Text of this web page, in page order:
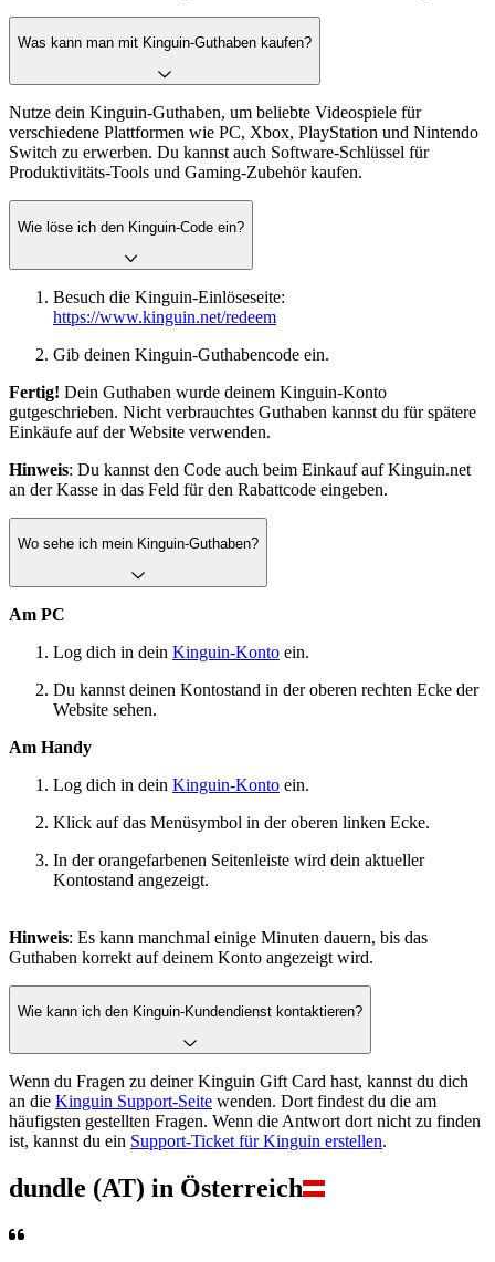
Was kann man mit Kinguin-Guthaben kaufen?
Nutze dein Kinguin-Guthaben, um beliebte Videospiele für
verschiedene Plattformen wie PC, Xbox, PlayStation und Nintendo
Switch zu erwerben. Du kannst auch Software-Schlüssel für
Produktivitäts-Tools und Gaming-Zubehör kaufen.
Wie löse ich den Kinguin-Code ein?
Besuch die Kinguin-Einlöseseite:
https://www.kinguin.net/redeem
Gib deinen Kinguin-Guthabencode ein.
Fertig! Dein Guthaben wurde deinem Kinguin-Konto
gutgeschrieben. Nicht verbrauchtes Guthaben kannst du für spätere
Einkäufe auf der Website verwenden.
Hinweis: Du kannst den Code auch beim Einkauf auf Kinguin.net
an der Kasse in das Feld für den Rabattcode eingeben.
Wo sehe ich mein Kinguin-Guthaben?
Am PC
Log dich in dein Kinguin-Konto ein.
Du kannst deinen Kontostand in der oberen rechten Ecke der
Website sehen.
Am Handy
Log dich in dein Kinguin-Konto ein.
Klick auf das Menüsymbol in der oberen linken Ecke.
In der orangefarbenen Seitenleiste wird dein aktueller
Kontostand angezeigt.
Hinweis: Es kann manchmal einige Minuten dauern, bis das
Guthaben korrekt auf deinem Konto angezeigt wird.
Wie kann ich den Kinguin-Kundendienst kontaktieren?
Wenn du Fragen zu deiner Kinguin Gift Card hast, kannst du dich
an die Kinguin Support-Seite wenden. Dort findest du die am
häufigsten gestellten Fragen. Wenn die Antwort dort nicht zu finden
ist, kannst du ein Support-Ticket für Kinguin erstellen.
dundle (AT) in Österreich